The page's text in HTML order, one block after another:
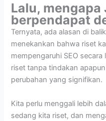
Lalu, mengapa
berpendapat
Ternyata, ada alasan di
menekankan bahwa riset
mempengaruhi SEO
riset tanpa tindakan
perubahan yang signifikan.
Kita perlu menggali lebih
sedang kita riset, dan